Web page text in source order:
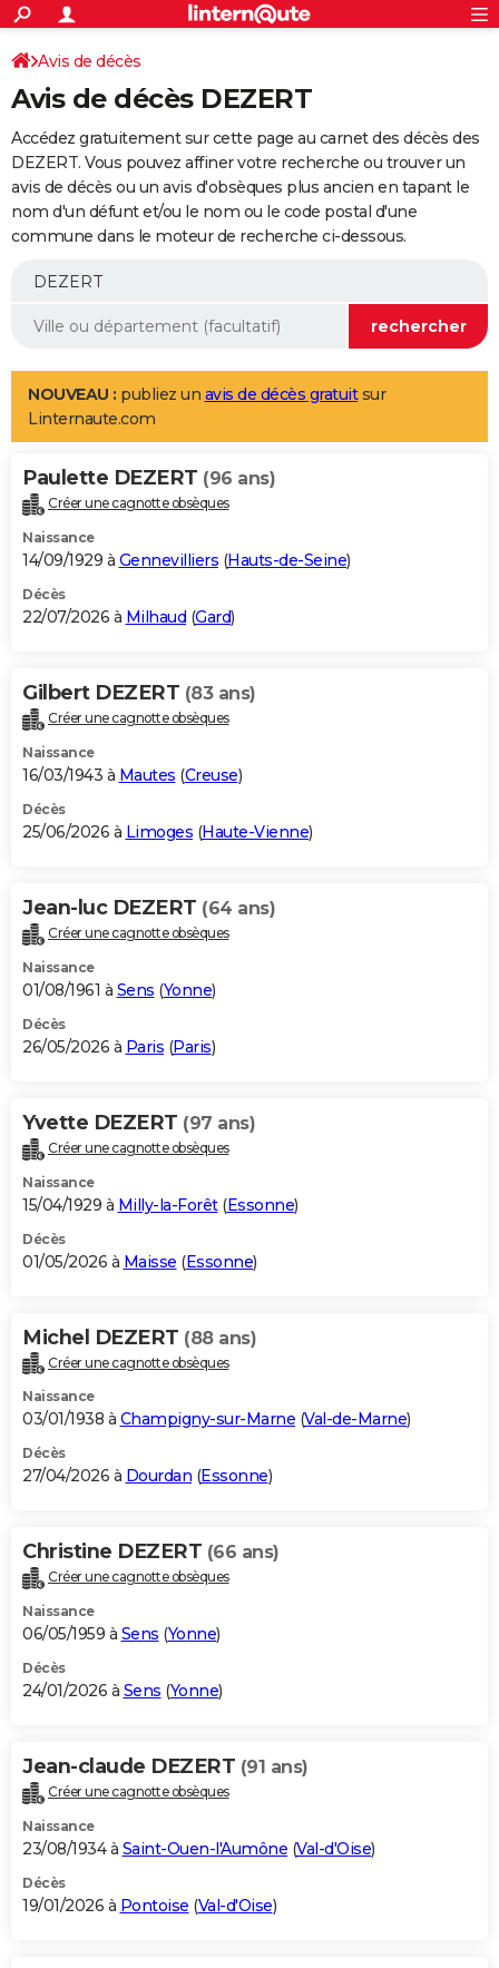
ACTUALITÉS
Politique
Société
Faits Divers
Education
Monde
Villes
+
SPORT
Coupe du monde 2026
Football
Tennis
Cyclisme
Rugby
Forum
Programme TV
TNT
Streaming
Cinéma
Sorties cinéma
Musique
+
FINANCE
Retraite
Epargne
Immobilier
Risques naturels par ville
Banque
Assurance
AUTO
Essais
Réserver un essai
Citadines
Berlines
SUV
Forum auto
+
Mobiles
Meilleur smartphone
Internet
Ordinateurs
Jeux vidéo
Guide high-tech
Aménagement intérieur
LIFESTYLE
Art de vivre
Bien-être
Loisirs
Mode
Modes de vie
Alimentation
Guide de la santé
Maladies
Médicaments
Sommeil
VOYAGE
Destinations
City break
Voyage nature
Voyage de noces
Forum
Climat
+PHOTO
GUIDES D'ACHAT
BONS PLANS
Carte de Noël
Carte Bonne année
Carte Saint-Valentin
Carte Pâques
Carte d'anniversaire
DICTIONNAIRE
Dictionnaire
Biographies
Citations
Expressions
Proverbes
PROGRAMME TV
S'inscrire
Se connecter
Lycées
Collèges
Primaires
Universités
Entreprises
Service militaire
Avis de recherche
AVIS DE DÉCÈS
Bricolage
Lifestyle
Culture
Sport
Auto
Television
Voyage
Cinema
Avis de décès
Avis de décès DEZERT
Accédez gratuitement sur cette page au carnet des décès des
DEZERT. Vous pouvez affiner votre recherche ou trouver un
avis de décès ou un avis d'obsèques plus ancien en tapant le
nom d'un défunt et/ou le nom ou le code postal d'une
commune dans le moteur de recherche ci-dessous.
NOUVEAU : publiez un avis de décès gratuitsur
Linternaute.com
Paulette DEZERT (96 ans)
Créer une cagnotte obsèques
Naissance
14/09/1929 à Gennevilliers (Hauts-de-Seine)
Décès
22/07/2026 à Milhaud (Gard)
Gilbert DEZERT (83 ans)
Créer une cagnotte obsèques
Naissance
16/03/1943 à Mautes (Creuse)
Décès
25/06/2026 à Limoges (Haute-Vienne)
Jean-luc DEZERT (64 ans)
Créer une cagnotte obsèques
Naissance
01/08/1961 à Sens (Yonne)
Décès
26/05/2026 à Paris (Paris)
Yvette DEZERT (97 ans)
Créer une cagnotte obsèques
Naissance
15/04/1929 à Milly-la-Forêt(Essonne)
Décès
01/05/2026 à Maisse (Essonne)
Michel DEZERT (88 ans)
Créer une cagnotte obsèques
Naissance
03/01/1938 à Champigny-sur-Marne (Val-de-Marne)
Décès
27/04/2026 à Dourdan (Essonne)
Christine DEZERT (66 ans)
Créer une cagnotte obsèques
Naissance
06/05/1959 à Sens (Yonne)
Décès
24/01/2026 à Sens (Yonne)
Jean-claude DEZERT (91 ans)
Créer une cagnotte obsèques
Naissance
23/08/1934 à Saint-Ouen-l'Aumône (Val-d'Oise)
Décès
19/01/2026 à Pontoise (Val-d'Oise)